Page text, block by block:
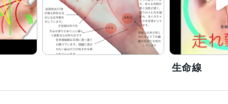
ライフスタイル・その他 / 占い師 経験年数 : 35年
ライフスタイル・その他 / 美容師・ネイリスト・美容家
ライフスタイル・その他 / シェフ・パティシエ 経験年数
ホワイトデンタルラボラトリー アミューズメント事業
生命線